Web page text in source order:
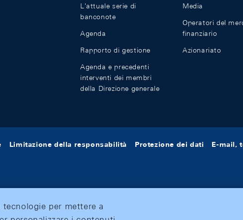
L'attuale serie di
banconote
Agenda
Rapporto di gestione
Agenda e precedenti
interventi dei membri
della Direzione generale
Media
Operatori del
finanziario
Azionariato
Limitazione della responsabilità Protezione dei dati E-mail,
per mettere a